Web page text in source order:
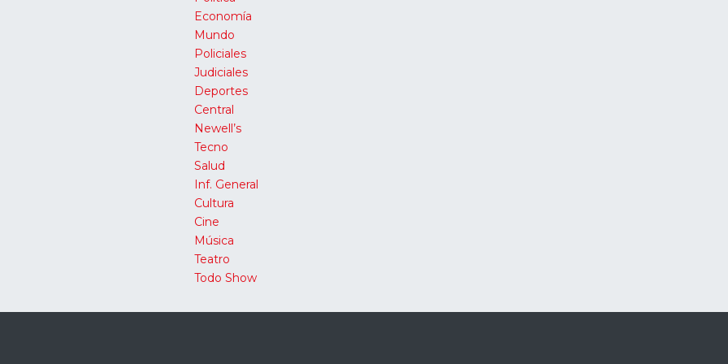
Economía
Mundo
Policiales
Judiciales
Deportes
Central
Newell’s
Tecno
Salud
Inf. General
Cultura
Cine
Música
Teatro
Todo Show